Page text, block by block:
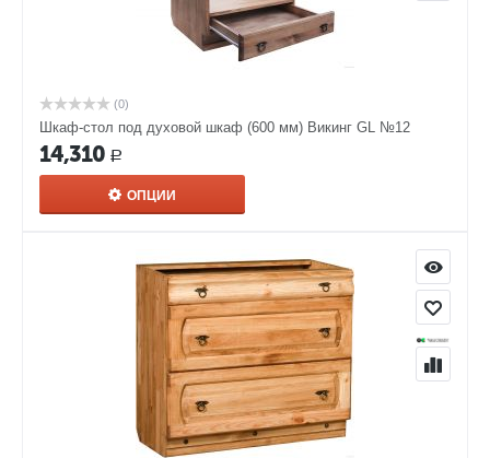
(0)
Шкаф-стол под духовой шкаф (600 мм) Викинг GL №12
14,310 Р
ОПЦИИ